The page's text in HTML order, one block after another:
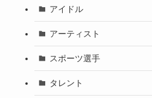
アイドル
アーティスト
スポーツ選手
タレント